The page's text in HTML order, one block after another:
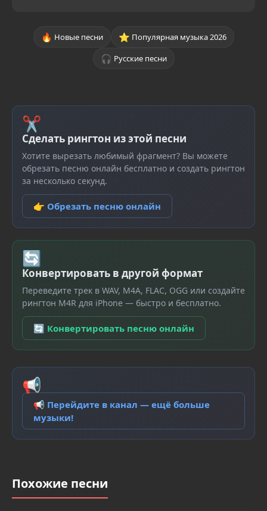
🔥 Новые песни ⭐ Популярная музыка 2026
🎧 Русские песни
✂
Сделать рингтон из этой песни
Хотите вырезать любимый фрагмент? Вы можете
обрезать песню онлайн бесплатно и создать рингтон
за несколько секунд.
👉 Обрезать песню онлайн
🔄
Конвертировать в другой формат
Переведите трек в WAV, M4A, FLAC, OGG или создайте
рингтон M4R для iPhone — быстро и бесплатно.
🔄 Конвертировать песню онлайн
📢
📢 Перейдите в канал — ещё больше
музыки!
Похожие песни